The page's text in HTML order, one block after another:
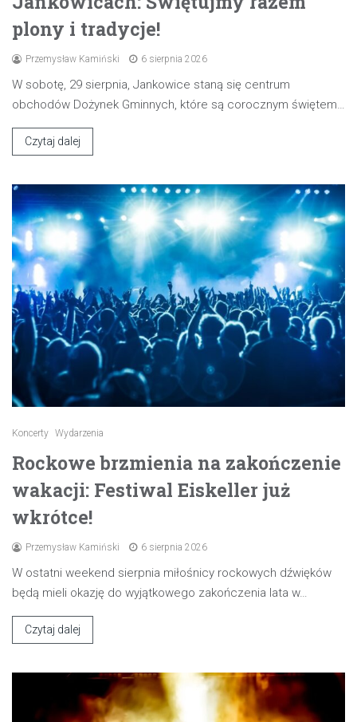
plony i tradycje!
Przemysław Kamiński 6 sierpnia 2026
W sobotę, 29 sierpnia, Jankowice staną się centrum
obchodów Dożynek Gminnych, które są corocznym świętem…
Czytaj dalej
Koncerty Wydarzenia
Rockowe brzmienia na zakończenie
wakacji: Festiwal Eiskeller już
wkrótce!
Przemysław Kamiński 6 sierpnia 2026
W ostatni weekend sierpnia miłośnicy rockowych dźwięków
będą mieli okazję do wyjątkowego zakończenia lata w…
Czytaj dalej